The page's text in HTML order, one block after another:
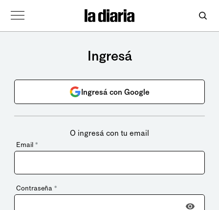
Ingresá
Ingresá con Google
O ingresá con tu email
Email *
Contraseña *